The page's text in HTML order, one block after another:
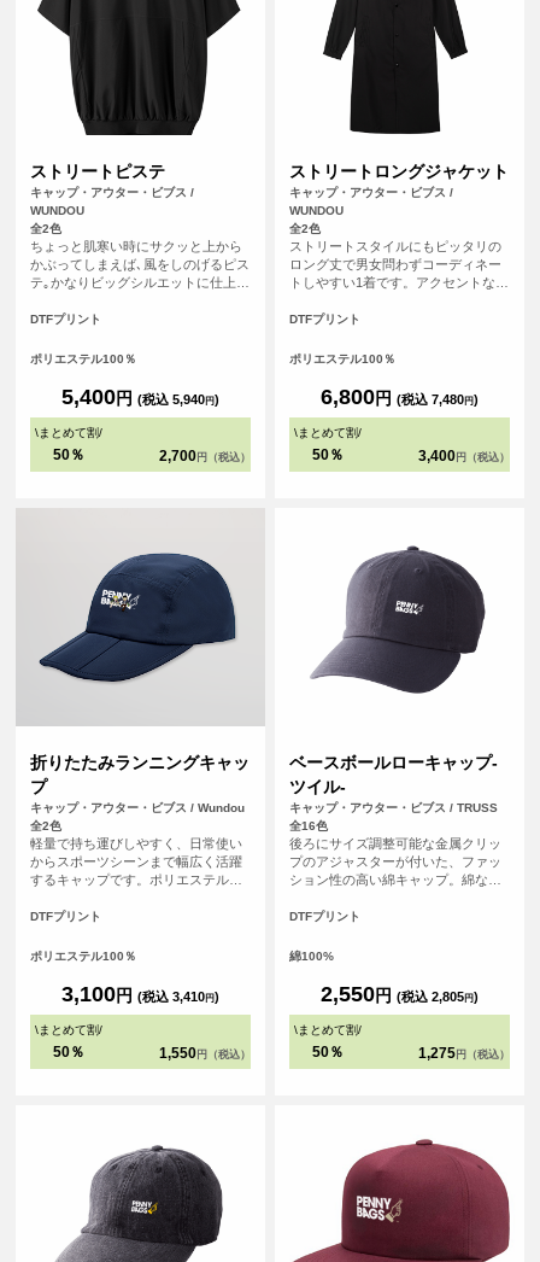
ストリートピステ
キャップ・アウター・ビブス /
WUNDOU
全2色
ちょっと肌寒い時にサクッと上から
かぶってしまえば､風をしのげるピス
テ｡かなりビッグシルエットに仕上げ
も着れる｡かわいいシルエットになる
インナーのTシャツをちょい見せ｡お
ト､ボトムのリブはゆるめのしめ具合
が絶妙｡全体のシルエットにこだわっ
たアイテムです｡
DTFプリント
ポリエステル100％
5,400円 (税込 5,940円)
\まとめて割/
50％ 2,700 円（税込）
ストリートロングジャケット
キャップ・アウター・ビブス /
WUNDOU
全2色
ストリートスタイルにもピッタリの
ロング丈で男女問わずコーディネー
トしやすい1着です。アクセントなド
性にも優れています。
DTFプリント
ポリエステル100％
6,800円 (税込 7,480円)
\まとめて割/
50％ 3,400 円（税込）
折りたたみランニングキャッ
プ
キャップ・アウター・ビブス / Wundou
全2色
軽量で持ち運びしやすく、日常使い
からスポーツシーンまで幅広く活躍
するキャップです。ポリエステル
ため急な小雨や汗にも対応。ユニセ
プによりサイズ調整がしやすく、快
イベント用にもおすすめです。
DTFプリント
ポリエステル100％
3,100円 (税込 3,410円)
\まとめて割/
50％ 1,550 円（税込）
ベースボールローキャップ-
ツイル-
キャップ・アウター・ビブス / TRUSS
全16色
後ろにサイズ調整可能な金属クリッ
プのアジャスターが付いた、ファッ
ション性の高い綿キャップ。綿なの
シーズン使いやすいアイテムです。
DTFプリント
綿100%
2,550円 (税込 2,805円)
\まとめて割/
50％ 1,275 円（税込）